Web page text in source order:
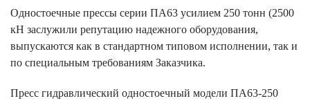
Одностоечные прессы серии ПА63 усилием 250 тонн (2500
кН заслужили репутацию надежного оборудования,
выпускаются как в стандартном типовом исполнении, так и
по специальным требованиям Заказчика.
Пресс гидравлический одностоечный модели ПА63-250